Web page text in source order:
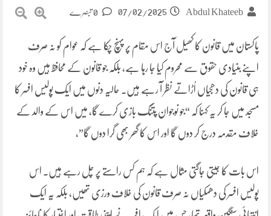
Abdul Khateeb
07/02/2025
پاکستان میں قانون کا کھیل آج اس مقام پر پہنچ چکا ہے کہ عوام کو نہ صرف
اپنے بنیادی حقوق سے محروم کیا جا رہا ہے، بلکہ جو قانون کے محافظ ہیں وہ خود
ہی قانون کی دھجیاں اُڑاتے نظر آ رہے ہیں۔ حالیہ دنوں میں ایک پولیس افسر کا
مسجد میں جا کر یہ کہنا کہ “جو نوجوان پتنگ بازی کرے گا، میں اس کے والد کے
خلاف مقدمہ درج کر دوں گا اور اس کا گھر بھی گرا دوں گا”،
اس بات کا جیتی جاگتی مثال ہے کہ ہم کس راستے پر چل رہے ہیں۔ اس
پولیس افسر کی دھمکیاں نہ صرف قانون کی خلاف ورزی تھیں، بلکہ یہ ایک